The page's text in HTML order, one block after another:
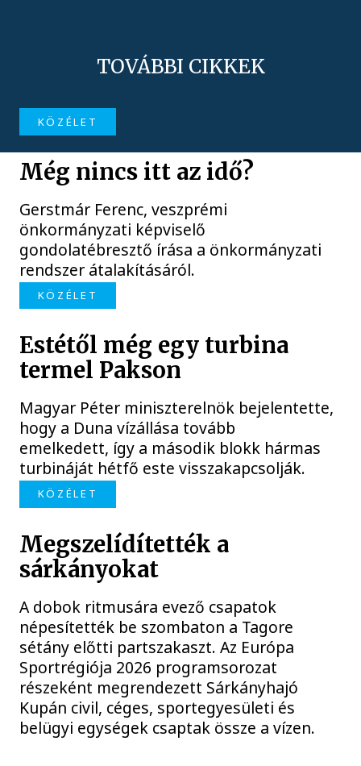
TOVÁBBI CIKKEK
KÖZÉLET
Még nincs itt az idő?
Gerstmár Ferenc, veszprémi
önkormányzati képviselő
gondolatébresztő írása a önkormányzati
rendszer átalakításáról.
KÖZÉLET
Estétől még egy turbina
termel Pakson
Magyar Péter miniszterelnök bejelentette,
hogy a Duna vízállása tovább
emelkedett, így a második blokk hármas
turbináját hétfő este visszakapcsolják.
KÖZÉLET
Megszelídítették a
sárkányokat
A dobok ritmusára evező csapatok
népesítették be szombaton a Tagore
sétány előtti partszakaszt. Az Európa
Sportrégiója 2026 programsorozat
részeként megrendezett Sárkányhajó
Kupán civil, céges, sportegyesületi és
belügyi egységek csaptak össze a vízen.